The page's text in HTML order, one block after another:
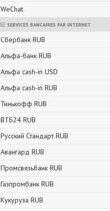
WeChat
SERVICES BANCAIRES PAR INTERNET
Сбербанк RUB
Альфа-банк RUB
Альфа cash-in USD
Альфа cash-in RUB
Тинькофф RUB
ВТБ24 RUB
Русский Стандарт RUB
Авангард RUB
Промсвязьбанк RUB
Газпромбанк RUB
Кукуруза RUB